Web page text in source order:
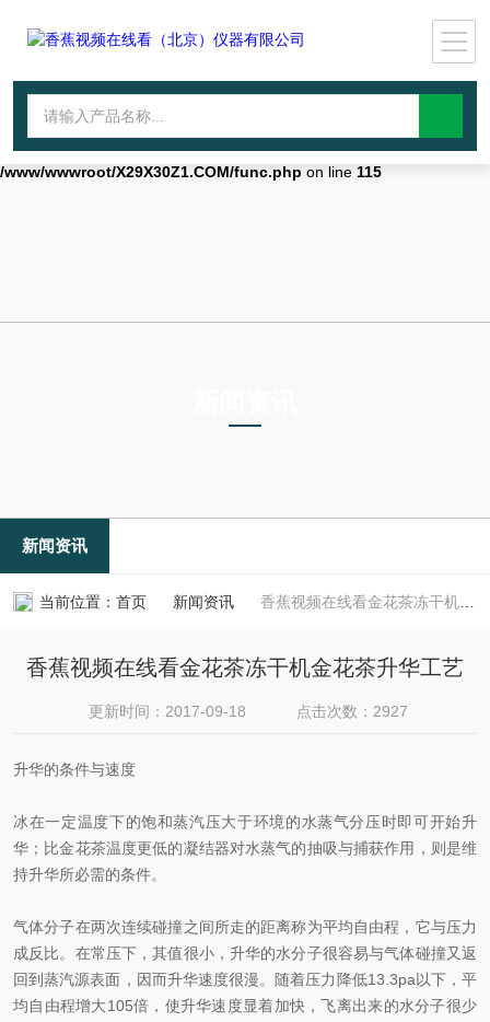
Warning: mkdir(): No space left on device in
file_put_contents(./cachefile_yuan/qhdybl.com/cache/3b/f1e66/
failed to open stream: No such file or directory in
/www/wwwroot/X29X30Z1.COM/func.php on line 115
新闻资讯
当前位置： 首页 新闻资讯 香蕉视频在线看金花茶冻干机金花茶升华工艺
香蕉视频在线看金花茶冻干机金花茶升华工艺
更新时间：2017-09-18 点击次数：2927
升华的条件与速度
冰在一定温度下的饱和蒸汽压大于环境的水蒸气分压时即可开始升
华；比金花茶温度更低的凝结器对水蒸气的抽吸与捕获作用，则是维
持升华所必需的条件。
气体分子在两次连续碰撞之间所走的距离称为平均自由程，它与压力
成反比。在常压下，其值很小，升华的水分子很容易与气体碰撞又返
回到蒸汽源表面，因而升华速度很漫。随着压力降低13.3pa以下，平
均自由程增大105倍，使升华速度显着加快，飞离出来的水分子很少